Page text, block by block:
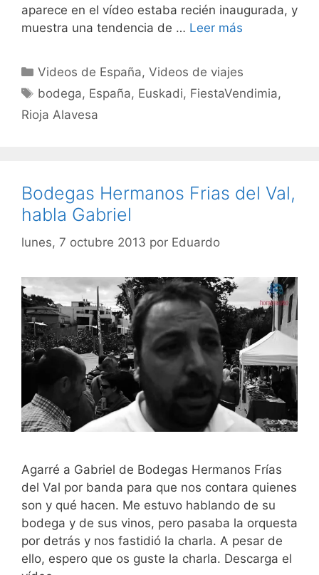
aparece en el vídeo estaba recién inaugurada, y
muestra una tendencia de … Leer más
Categorías
Videos de España,Videos de viajes
Etiquetas
bodega, España, Euskadi, FiestaVendimia,
Rioja Alavesa
Bodegas Hermanos Frias del Val,
habla Gabriel
lunes, 7 octubre 2013 por Eduardo
Agarré a Gabriel de Bodegas Hermanos Frías
del Val por banda para que nos contara quienes
son y qué hacen. Me estuvo hablando de su
bodega y de sus vinos, pero pasaba la orquesta
por detrás y nos fastidió la charla. A pesar de
ello, espero que os guste la charla. Descarga el